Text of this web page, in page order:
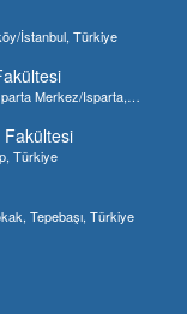
İstanbul, Türkiye
Merkez/Isparta,
Türkiye
Tepebaşı, Türkiye